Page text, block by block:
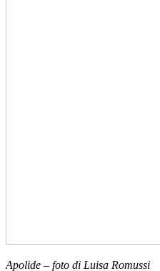
Apolide – foto di Luisa Romussi